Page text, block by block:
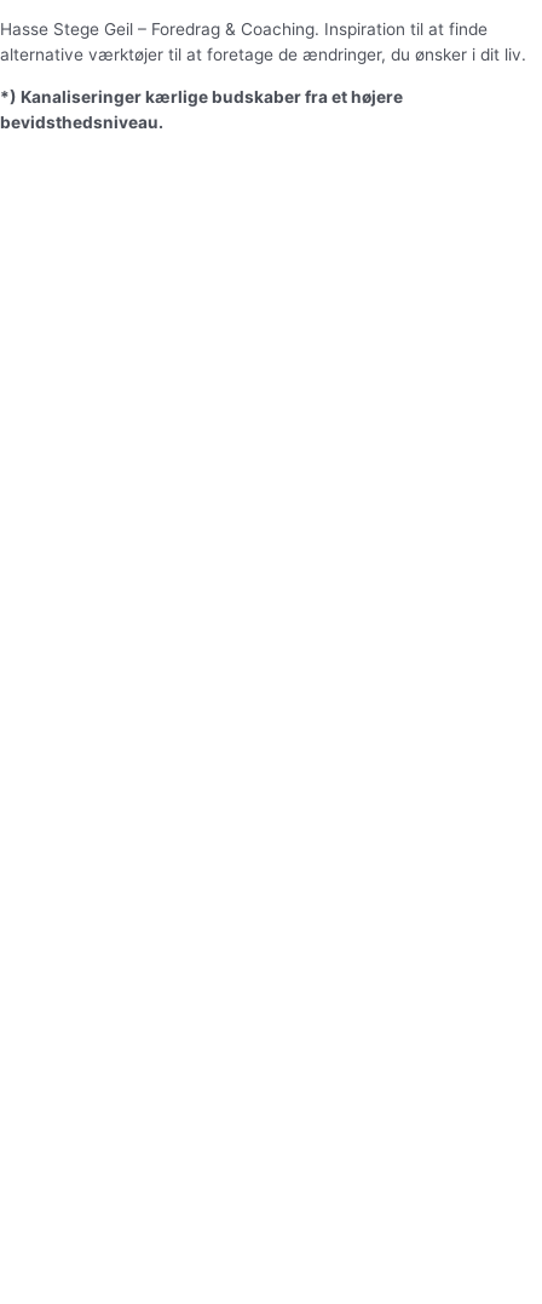
Hasse Stege Geil – Foredrag & Coaching. Inspiration til at finde
alternative værktøjer til at foretage de ændringer, du ønsker i dit liv.
*) Kanaliseringer kærlige budskaber fra et højere
bevidsthedsniveau.